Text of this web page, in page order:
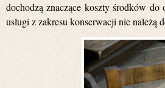
dochodzą znaczące koszty środków
usługi z zakresu konserwacji nie należą